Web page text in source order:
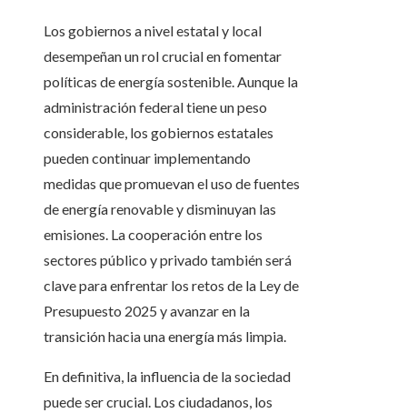
Los gobiernos a nivel estatal y local
desempeñan un rol crucial en fomentar
políticas de energía sostenible. Aunque la
administración federal tiene un peso
considerable, los gobiernos estatales
pueden continuar implementando
medidas que promuevan el uso de fuentes
de energía renovable y disminuyan las
emisiones. La cooperación entre los
sectores público y privado también será
clave para enfrentar los retos de la Ley de
Presupuesto 2025 y avanzar en la
transición hacia una energía más limpia.
En definitiva, la influencia de la sociedad
puede ser crucial. Los ciudadanos, los